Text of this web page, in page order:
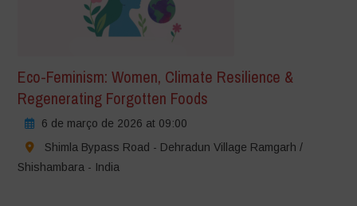
Eco-Feminism: Women, Climate Resilience &
Regenerating Forgotten Foods
6 de março de 2026 at 09:00
Shimla Bypass Road - Dehradun Village Ramgarh /
Shishambara - India